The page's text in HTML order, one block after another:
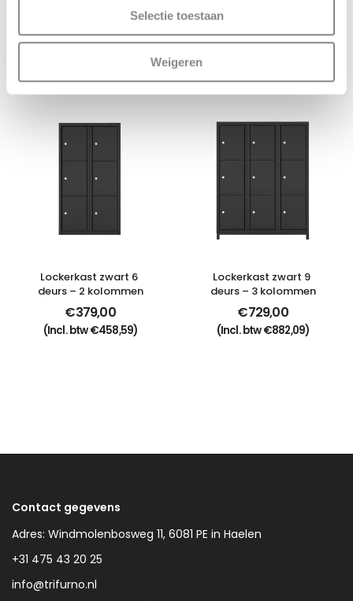
Selectie toestaan
Weigeren
Lockerkast zwart 3
deurs – 1 kolom
Lockerkast zwart 5
deurs – 1 kolom
Lockerkast zwart 6
deurs – 2 kolommen
€379,00
(Incl. btw€458,59)
Lockerkast zwart 9
deurs – 3 kolommen
€729,00
(Incl. btw€882,09)
Contact gegevens
Adres: Windmolenbosweg 11, 6081 PE in Haelen
+31 475 43 20 25
info@trifurno.nl